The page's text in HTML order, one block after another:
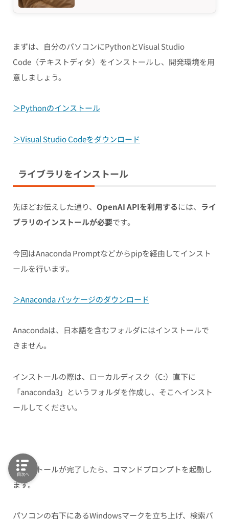
まずは、自分のパソコンにPythonとVisual Studio
Code（テキストディタ）をインストールし、開発環境を用
意しましょう。
＞Pythonのインストール
＞Visual Studio Codeをダウンロード
ライブラリをインストール
先ほどお伝えした通り、 OpenAI APIを利用するには、 ライ
ブラリのインストールが必要です。
今回はAnaconda Promptなどからpipを経由してインスト
ールを行います。
＞Anaconda パッケージのダウンロード
Anacondaは、日本語を含むフォルダにはインストールで
きません。
インストールの際は、ローカルディスク（C:）直下に
「anaconda3」というフォルダを作成し、そこへインスト
ールしてください。
インストールが完了したら、コマンドプロンプトを起動し
ます。
パソコンの右下にあるWindowsマークを立ち上げ、検索バ
目次へ